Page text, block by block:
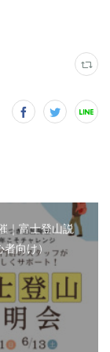
｜富士登山説
者向け）